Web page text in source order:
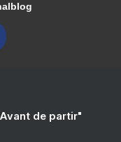
de partir"